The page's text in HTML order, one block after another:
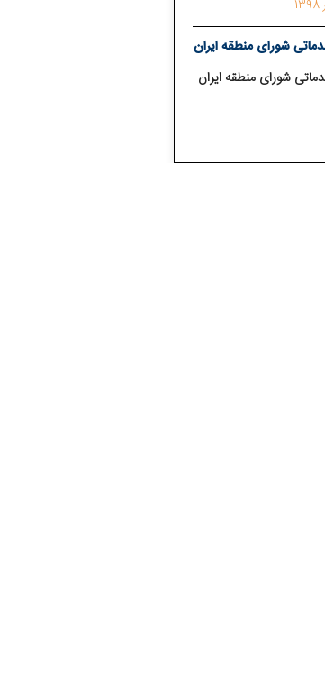
شورای منطقه ایران
شورای منطقه ایران